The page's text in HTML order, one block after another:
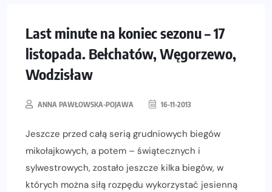
Last minute na koniec sezonu – 17
listopada. Bełchatów, Węgorzewo,
Wodzisław
ANNA PAWŁOWSKA-POJAWA 16-11-2013
Jeszcze przed całą serią grudniowych biegów
mikołajkowych, a potem – świątecznych i
sylwestrowych, zostało jeszcze kilka biegów, w
których można siłą rozpędu wykorzystać jesienną